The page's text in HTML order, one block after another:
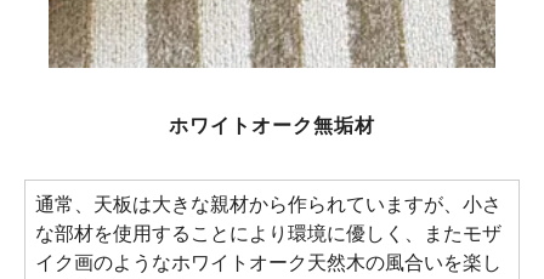
ホワイトオーク無垢材
通常、天板は大きな親材から作られていますが、小さ
な部材を使用することにより環境に優しく、またモザ
イク画のようなホワイトオーク天然木の風合いを楽し